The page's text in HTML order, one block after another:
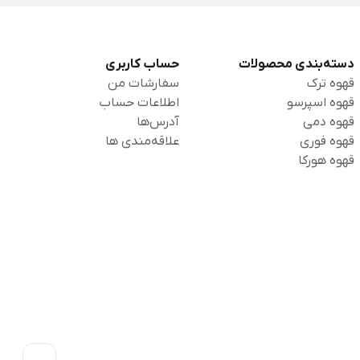
دسته‌بندی محصولات
قهوه ترک
قهوه اسپرسو
قهوه دمی
قهوه فوری
قهوه هورکا
حساب کاربری
سفارشات من
اطلاعات حساب
آدرس‌ها
علاقه‌مندی ها